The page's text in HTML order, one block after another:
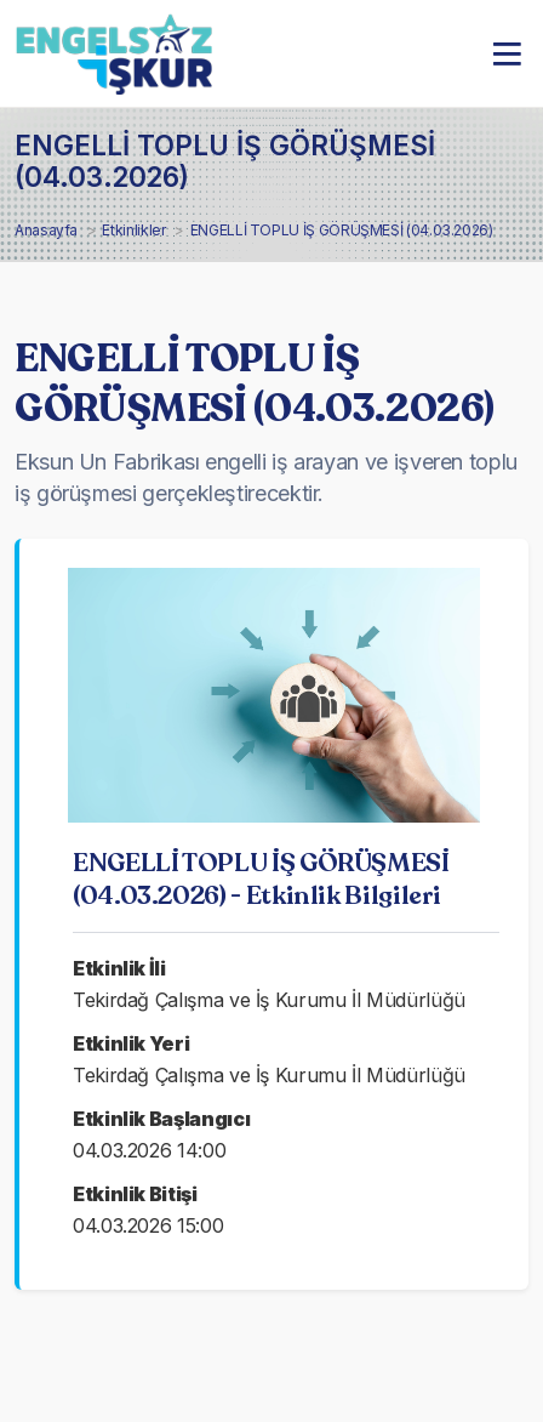
ENGELLİ TOPLU İŞ GÖRÜŞMESİ
(04.03.2026)
Anasayfa Etkinlikler ENGELLİ TOPLU İŞ GÖRÜŞMESİ (04.03.2026)
ENGELLİ TOPLU İŞ
GÖRÜŞMESİ (04.03.2026)
Eksun Un Fabrikası engelli iş arayan ve işveren toplu
iş görüşmesi gerçekleştirecektir.
ENGELLİ TOPLU İŞ GÖRÜŞMESİ
(04.03.2026) - Etkinlik Bilgileri
Etkinlik İli
Tekirdağ Çalışma ve İş Kurumu İl Müdürlüğü
Etkinlik Yeri
Tekirdağ Çalışma ve İş Kurumu İl Müdürlüğü
Etkinlik Başlangıcı
04.03.2026 14:00
Etkinlik Bitişi
04.03.2026 15:00